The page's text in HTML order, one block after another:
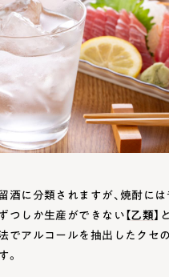
酒に分類されますが、焼酎に
つしか生産ができない【乙類】
でアルコールを抽出したクセ
。